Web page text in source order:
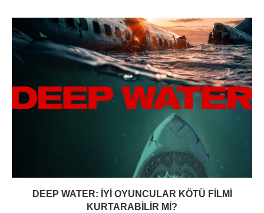
DEEP WATER: İYI OYUNCULAR KÖTÜ FILMI
KURTARABILIR MI?